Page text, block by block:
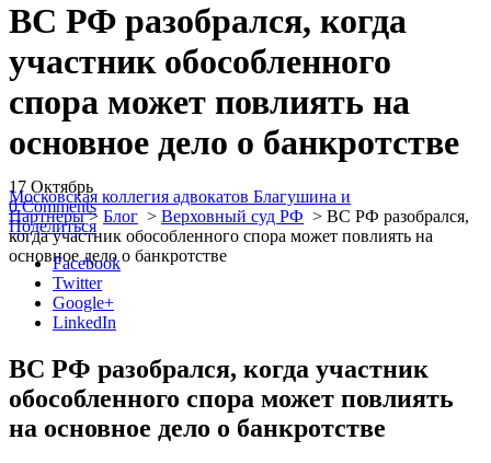
ВС РФ разобрался, когда
участник обособленного
спора может повлиять на
основное дело о банкротстве
Московская коллегия адвокатов Благушина и
Партнеры> Блог > Верховный суд РФ > ВС РФ разобрался,
когда участник обособленного спора может повлиять на
основное дело о банкротстве
17 Октябрь
0 Comments
Поделиться
Facebook
Twitter
Google+
LinkedIn
ВС РФ разобрался, когда участник
обособленного спора может повлиять
на основное дело о банкротстве